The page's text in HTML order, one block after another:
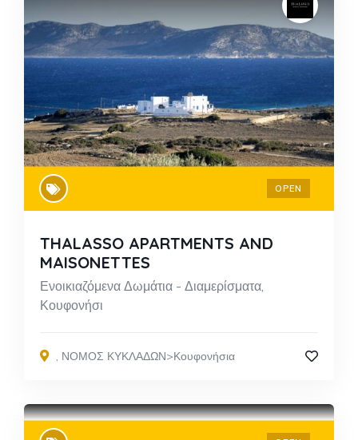
OPEN
THALASSO APARTMENTS AND
MAISONETTES
Ενοικιαζόμενα Δωμάτια - Διαμερίσματα,
Κουφονήσι
, ΝΟΜΟΣ ΚΥΚΛΑΔΩΝ>Κουφονήσια